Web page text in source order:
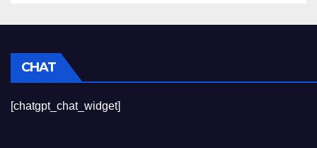
CHAT
[chatgpt_chat_widget]